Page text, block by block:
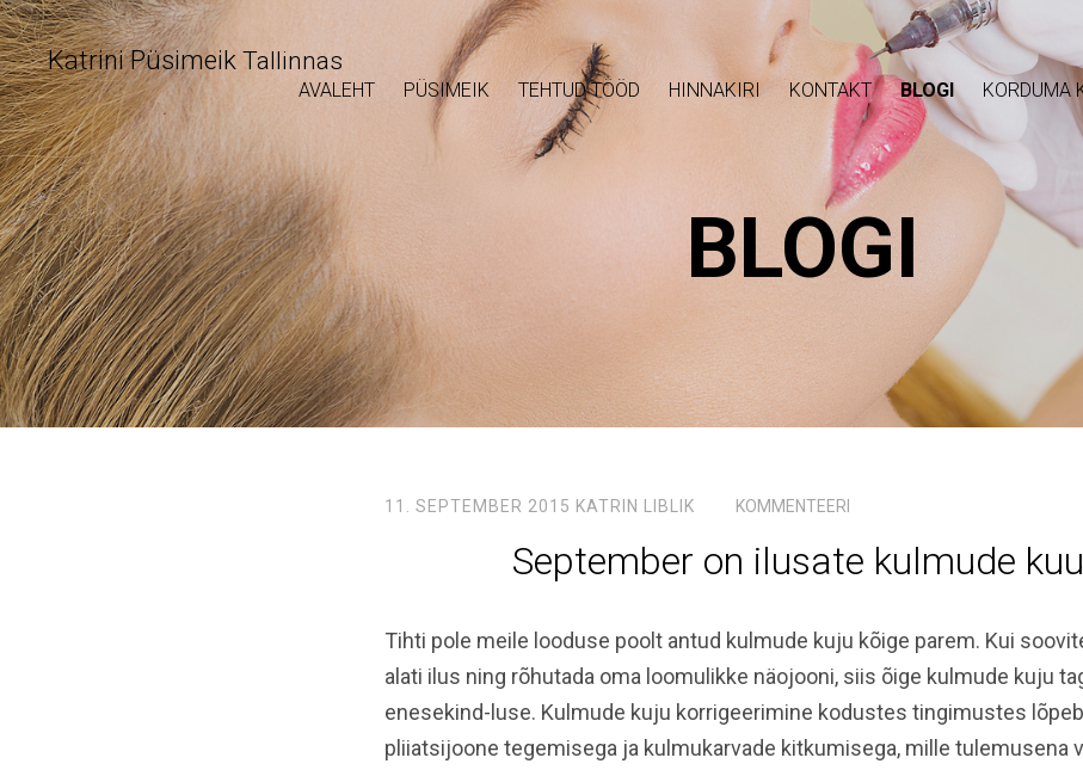
Katrini PüsimeikTallinnas
AVALEHT PÜSIMEIK TEHTUD TÖÖD HINNAKIRI KONTAKT BLOGI KORDUMA
BLOGI
11. SEPTEMBER 2015 KATRIN LIBLIK KOMMENTEERI
September on ilusate kulmude
Tihti pole meile looduse poolt antud kulmude kuju kõige parem. Kui
alati ilus ning rõhutada oma loomulikke näojooni, siis õige kulmude kuju
enesekind-luse. Kulmude kuju korrigeerimine kodustes tingimustes
pliiatsijoone tegemisega ja kulmukarvade kitkumisega, mille tulemusena